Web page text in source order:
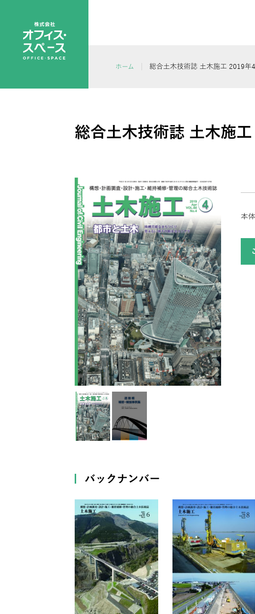
ホーム 総合土木技術誌 土木施工 2019年4
総合土木技術誌 土木施工
本体
バックナンバー